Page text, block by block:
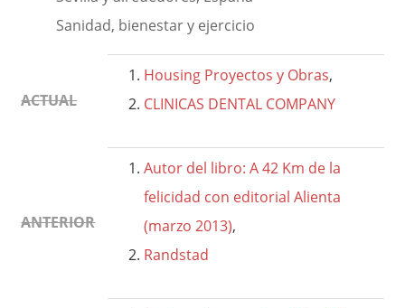
Sanidad, bienestar y ejercicio
ACTUAL
Housing Proyectos y Obras,
CLINICAS DENTAL COMPANY
ANTERIOR
Autor del libro: A 42 Km de la
felicidad con editorial Alienta
(marzo 2013),
Randstad